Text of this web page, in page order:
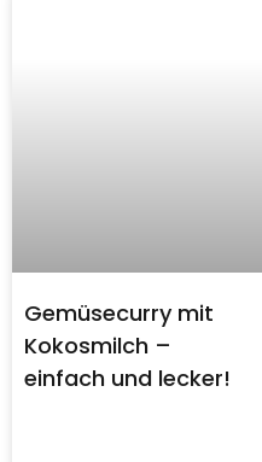
Gemüsecurry mit
Kokosmilch –
einfach und lecker!